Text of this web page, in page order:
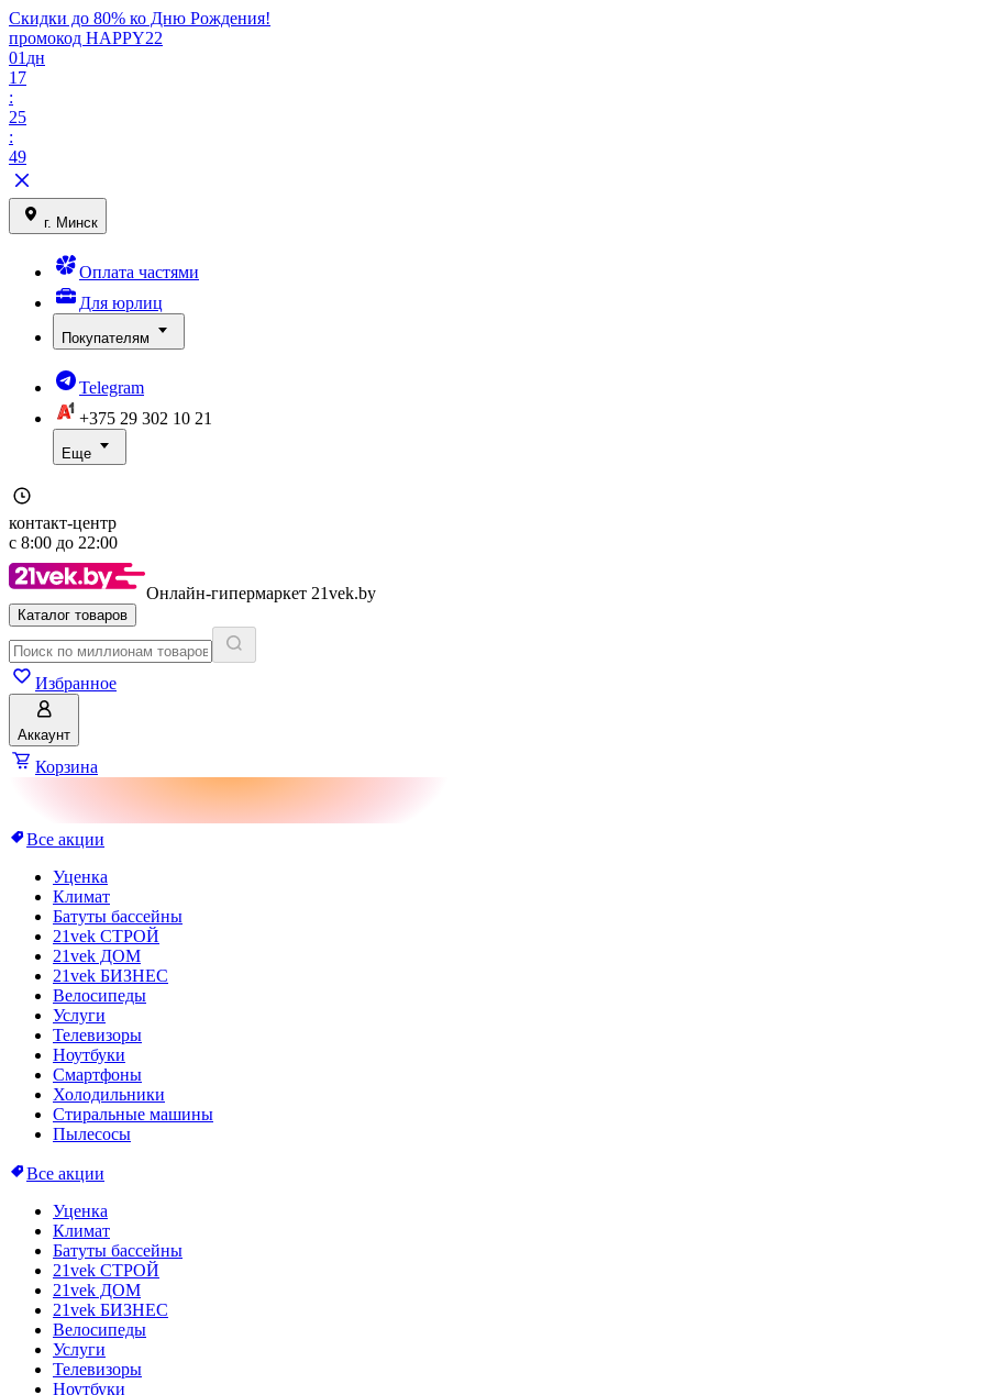
Скидки до 80% ко Дню Рождения!
промокод HAPPY22
01 дн
17
:
25
:
49
г. Минск
Оплата частями
Для юрлиц
Покупателям
Telegram
+375 29 302 10 21
Еще
контакт-центр
с 8:00 до 22:00
Онлайн-гипермаркет 21vek.by
Каталог товаров
Избранное
Аккаунт
Корзина
Все акции
Уценка
Климат
Батуты бассейны
21vek СТРОЙ
21vek ДОМ
21vek БИЗНЕС
Велосипеды
Услуги
Телевизоры
Ноутбуки
Смартфоны
Холодильники
Стиральные машины
Пылесосы
Все акции
Уценка
Климат
Батуты бассейны
21vek СТРОЙ
21vek ДОМ
21vek БИЗНЕС
Велосипеды
Услуги
Телевизоры
Ноутбуки